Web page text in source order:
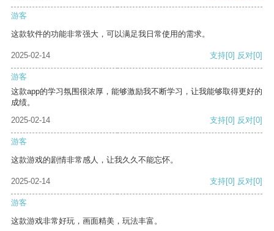
游客
这款软件的功能非常强大，可以满足我日常使用的需求。
2025-02-14 支持[0] 反对[0]
游客
这款app的学习氛围很浓厚，能够激励我不断学习，让我能够取得更好的
成绩。
2025-02-14
支持[0] 反对[0]
游客
这款游戏的剧情非常感人，让我久久不能忘怀。
2025-02-14 支持[0] 反对[0]
游客
这款游戏非常好玩，画面精美，玩法丰富。